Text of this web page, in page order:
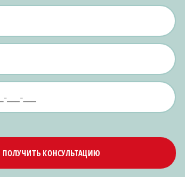
ПОЛУЧИТЬ КОНСУЛЬТАЦИЮ